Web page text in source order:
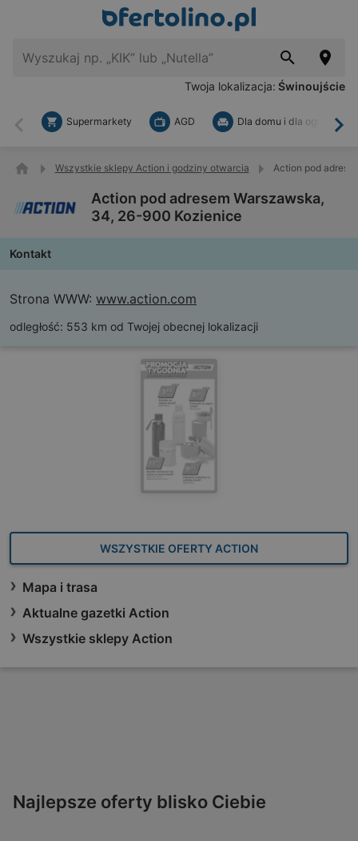
Twoja lokalizacja: Świnoujście
Wstecz
Supermarkety AGD Dla domu i dla ogrodu
Wszystkie sklepy Action i godziny otwarcia Action pod
Action pod adresem Warszawska,
34, 26-900 Kozienice
Kontakt
Strona WWW: www.action.com
odległość: 553 km od Twojej obecnej lokalizacji
WSZYSTKIE OFERTY ACTION
Mapa i trasa
Aktualne gazetki Action
Wszystkie sklepy Action
Najlepsze oferty blisko Ciebie